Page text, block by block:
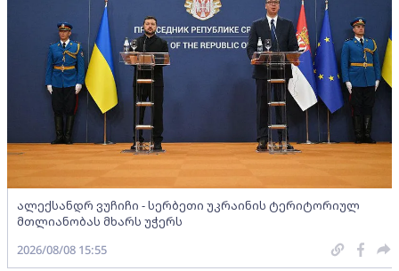
ალექსანდრ ვუჩიჩი - სერბეთი უკრაინის ტერიტორიულ
მთლიანობას მხარს უჭერს
2026/08/08 15:55